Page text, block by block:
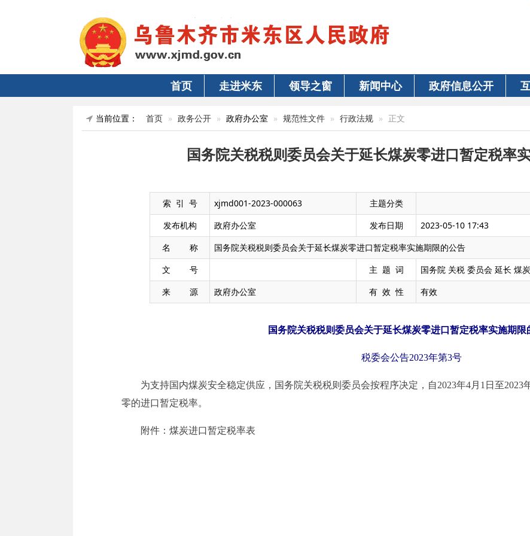
首页 走进米东 领导之窗 新闻中心 政府信息公开
当前位置： 首页 政务公开 政府办公室 规范性文件 行政法规 正文
国务院关税税则委员会关于延长煤炭零进口暂定税率
索 引 号 xjmd001-2023-000063
主题分类
发布机构
政府办公室 发布日期
2023-05-10 17:43
名 称
国务院关税税则委员会关于延长煤炭零进口暂定税率实施期限的公告
文 号
主 题 词
国务院 关税 委员会 延长 煤
来 源
政府办公室 有 效 性 有效
国务院关税税则委员会关于延长煤炭零进口暂定税率实施期限
税委会公告2023年第3号
为支持国内煤炭安全稳定供应，国务院关税税则委员会按程序决定，自2023年4月1日至2023
零的进口暂定税率。
附件：煤炭进口暂定税率表